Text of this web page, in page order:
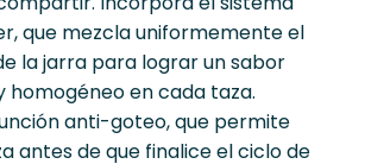
que mezcla uniformemente el
la jarra para lograr un sabor
homogéneo en cada taza.
anti-goteo, que permite
antes de que finalice el ciclo de